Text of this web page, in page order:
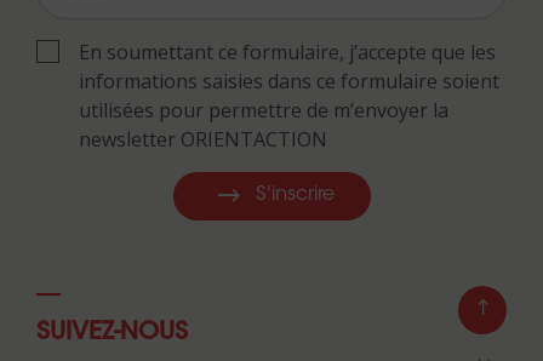
En soumettant ce formulaire, j’accepte que les
informations saisies dans ce formulaire soient
utilisées pour permettre de m’envoyer la
newsletter ORIENTACTION
S'inscrire
SUIVEZ-NOUS